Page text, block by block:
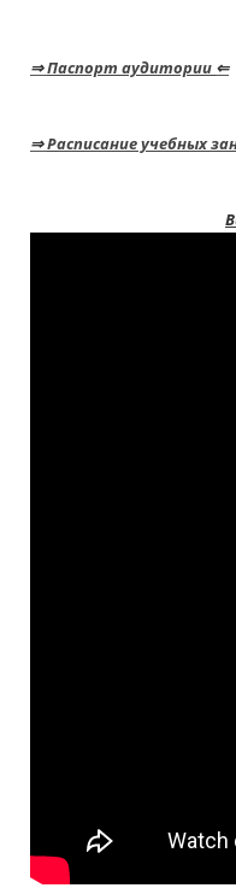
⇒Паспорт аудитории ⇐
⇒Расписание учебных